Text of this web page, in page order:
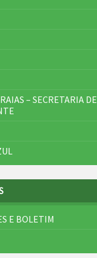
– SECRETARIA DE
E BOLETIM